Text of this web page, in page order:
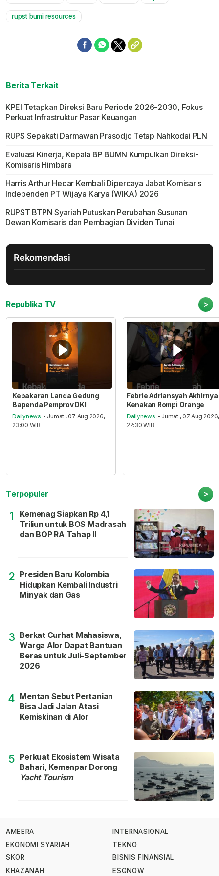
rupst bumi resources
Berita Terkait
KPEI Tetapkan Direksi Baru Periode 2026-2030, Fokus
Perkuat Infrastruktur Pasar Keuangan
RUPS Sepakati Darmawan Prasodjo Tetap Nahkodai PLN
Evaluasi Kinerja, Kepala BP BUMN Kumpulkan Direksi-
Komisaris Himbara
Harris Arthur Hedar Kembali Dipercaya Jabat Komisaris
Independen PT Wijaya Karya (WIKA) 2026
RUPST BTPN Syariah Putuskan Perubahan Susunan
Dewan Komisaris dan Pembagian Dividen Tunai
Rekomendasi
Republika TV >
Kebakaran Landa Gedung
Bapenda Pemprov DKI
Dailynews - Jumat , 07 Aug 2026,
23:00 WIB
Febrie Adriansyah Akhirnya
Kenakan Rompi Orange
Dailynews - Jumat , 07 Aug 2026,
22:30 WIB
Terpopuler >
1
Kemenag Siapkan Rp 4,1
Triliun untuk BOS Madrasah
dan BOP RA Tahap II
2 Presiden Baru Kolombia
Hidupkan Kembali Industri
Minyak dan Gas
3 Berkat Curhat Mahasiswa,
Warga Alor Dapat Bantuan
Beras untuk Juli-September
2026
4 Mentan Sebut Pertanian
Bisa Jadi Jalan Atasi
Kemiskinan di Alor
5 Perkuat Ekosistem Wisata
Bahari, Kemenpar Dorong
Yacht Tourism
AMEERA
EKONOMI SYARIAH
SKOR
KHAZANAH
INTERNASIONAL
TEKNO
BISNIS FINANSIAL
ESGNOW